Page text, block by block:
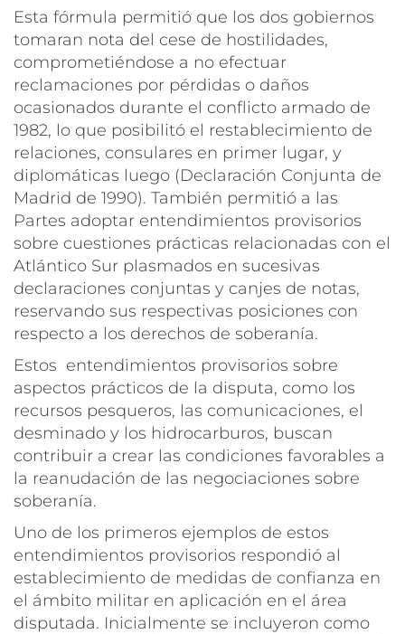
Esta fórmula permitió que los dos gobiernos
tomaran nota del cese de hostilidades,
comprometiéndose a no efectuar
reclamaciones por pérdidas o daños
ocasionados durante el conflicto armado de
1982, lo que posibilitó el restablecimiento de
relaciones, consulares en primer lugar, y
diplomáticas luego (Declaración Conjunta de
Madrid de 1990). También permitió a las
Partes adoptar entendimientos provisorios
sobre cuestiones prácticas relacionadas con el
Atlántico Sur plasmados en sucesivas
declaraciones conjuntas y canjes de notas,
reservando sus respectivas posiciones con
respecto a los derechos de soberanía.
Estos entendimientos provisorios sobre
aspectos prácticos de la disputa, como los
recursos pesqueros, las comunicaciones, el
desminado y los hidrocarburos, buscan
contribuir a crear las condiciones favorables a
la reanudación de las negociaciones sobre
soberanía.
Uno de los primeros ejemplos de estos
entendimientos provisorios respondió al
establecimiento de medidas de confianza en
el ámbito militar en aplicación en el área
disputada. Inicialmente se incluyeron como